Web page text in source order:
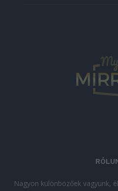
Nagyon különbözőek vagyunk,